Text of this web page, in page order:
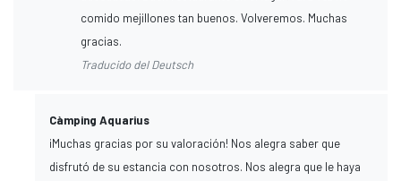
comido mejillones tan buenos. Volveremos. Muchas
gracias.
Traducido del Deutsch
Càmping Aquarius
¡Muchas gracias por su valoración! Nos alegra saber que
disfrutó de su estancia con nosotros. Nos alegra que le haya